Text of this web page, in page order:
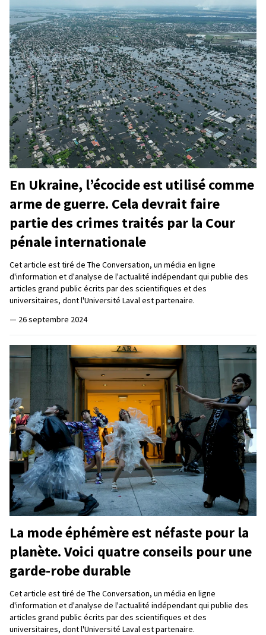
En Ukraine, l’écocide est utilisé comme
arme de guerre. Cela devrait faire
partie des crimes traités par la Cour
pénale internationale
Cet article est tiré de The Conversation, un média en ligne
d'information et d'analyse de l'actualité indépendant qui publie des
articles grand public écrits par des scientifiques et des
universitaires, dont l'Université Laval est partenaire.
— 26 septembre 2024
La mode éphémère est néfaste pour la
planète. Voici quatre conseils pour une
garde-robe durable
Cet article est tiré de The Conversation, un média en ligne
d'information et d'analyse de l'actualité indépendant qui publie des
articles grand public écrits par des scientifiques et des
universitaires, dont l'Université Laval est partenaire.